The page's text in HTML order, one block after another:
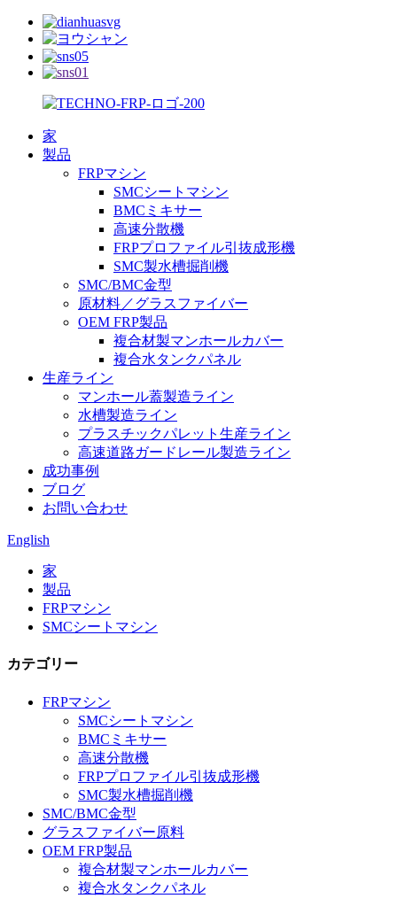
家
製品
FRPマシン
SMCシートマシン
BMCミキサー
高速分散機
FRPプロファイル引抜成形機
SMC製水槽掘削機
SMC/BMC金型
原材料／グラスファイバー
OEM FRP製品
複合材製マンホールカバー
複合水タンクパネル
生産ライン
マンホール蓋製造ライン
水槽製造ライン
プラスチックパレット生産ライン
高速道路ガードレール製造ライン
成功事例
ブログ
お問い合わせ
English
家
製品
FRPマシン
SMCシートマシン
カテゴリー
FRPマシン
SMCシートマシン
BMCミキサー
高速分散機
FRPプロファイル引抜成形機
SMC製水槽掘削機
SMC/BMC金型
グラスファイバー原料
OEM FRP製品
複合材製マンホールカバー
複合水タンクパネル